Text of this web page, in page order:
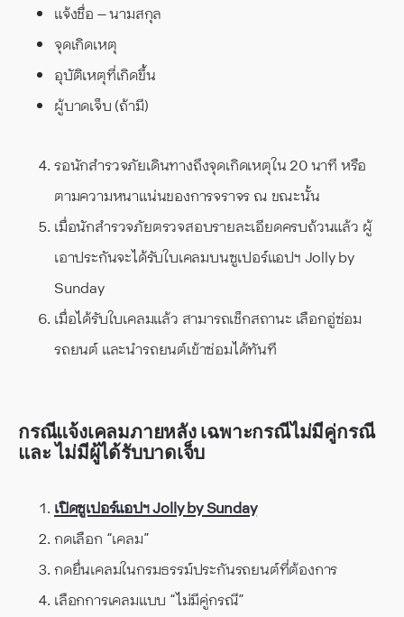
แจ้งชื่อ – นามสกุล
จุดเกิดเหตุ
อุบัติเหตุที่เกิดขึ้น
ผู้บาดเจ็บ (ถ้ามี)
รอนักสำรวจภัยเดินทางถึงจุดเกิดเหตุใน 20 นาที หรือ
ตามความหนาแน่นของการจราจร ณ ขณะนั้น
เมื่อนักสำรวจภัยตรวจสอบรายละเอียดครบถ้วนแล้ว ผู้
เอาประกันจะได้รับใบเคลมบนซูเปอร์แอปฯ Jolly by
Sunday
เมื่อได้รับใบเคลมแล้ว สามารถเช็กสถานะ เลือกอู่ซ่อม
รถยนต์ และนำรถยนต์เข้าซ่อมได้ทันที
กรณีแจ้งเคลมภายหลัง เฉพาะกรณีไม่มีคู่กรณี
และ ไม่มีผู้ได้รับบาดเจ็บ
เปิดซูเปอร์แอปฯ Jolly by Sunday
กดเลือก “เคลม”
กดยื่นเคลมในกรมธรรม์ประกันรถยนต์ที่ต้องการ
เลือกการเคลมแบบ “ไม่มีคู่กรณี”